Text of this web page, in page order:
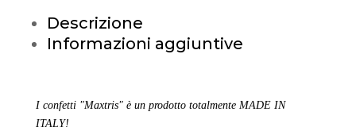
Descrizione
Informazioni aggiuntive
I confetti "Maxtris" è un prodotto totalmente MADE IN
ITALY!